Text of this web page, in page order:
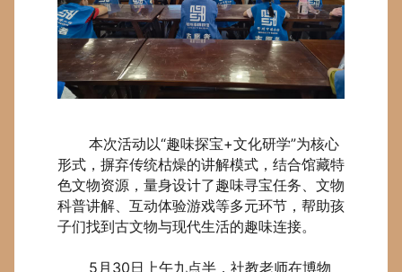
本次活动以“趣味探宝+文化研学”为核心
形式，摒弃传统枯燥的讲解模式，结合馆藏特
色文物资源，量身设计了趣味寻宝任务、文物
科普讲解、互动体验游戏等多元环节，帮助孩
子们找到古文物与现代生活的趣味连接。
5月30日上午九点半，社教老师在博物